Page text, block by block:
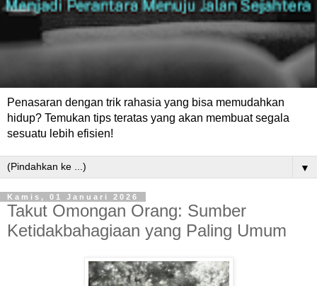
Penasaran dengan trik rahasia yang bisa memudahkan
hidup? Temukan tips teratas yang akan membuat segala
sesuatu lebih efisien!
▼
Kamis, 01 Januari 2026
Takut Omongan Orang: Sumber
Ketidakbahagiaan yang Paling Umum